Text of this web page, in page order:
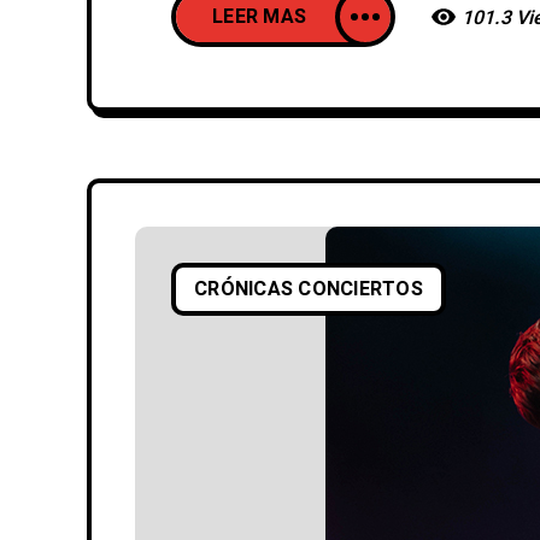
LEER MAS 101.3
CRÓNICAS CONCIERTOS